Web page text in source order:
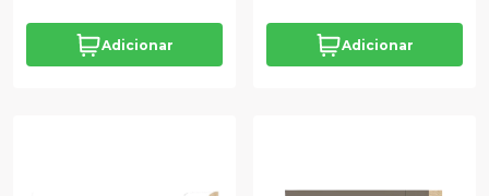
Adicionar Adicionar